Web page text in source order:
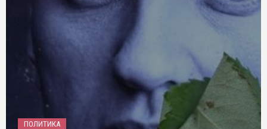
ПОЛИТИКА